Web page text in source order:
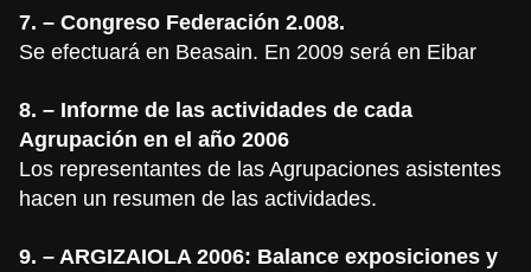
7. – Congreso Federación 2.008.
Se efectuará en Beasain. En 2009 será en Eibar
8. – Informe de las actividades de cada
Agrupación en el año 2006
Los representantes de las Agrupaciones asistentes
hacen un resumen de las actividades.
9. – ARGIZAIOLA 2006: Balance exposiciones y